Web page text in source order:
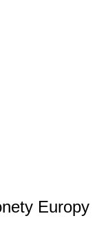
Europy